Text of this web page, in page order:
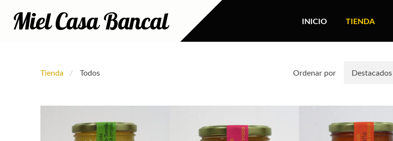
Miel Casa Bancal INICIO TIENDA
Tienda Todos Ordenar por